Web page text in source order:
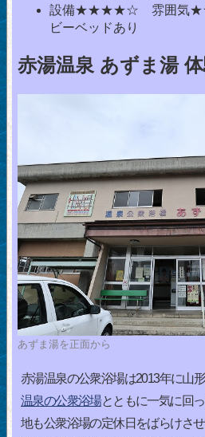
設備★★★★☆ 雰囲気
ビーベッドあり
赤湯温泉 あずま湯
あずま湯を正面から
赤湯温泉の公衆浴場は2013年に山
温泉の公衆浴場とともに一気に回
地も公衆浴場の定休日をばらけさ